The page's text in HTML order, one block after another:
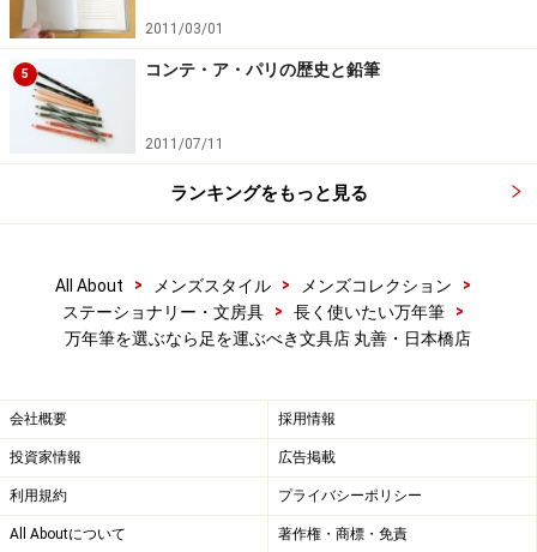
奥行きもたっぷりとられたショーケースには
各ブランドの万年筆がずらりと並べられている
座って試し書きができる
カウンターの一角には座って試し書きできる机と椅子も
書きといえど、いつもと同じ座った姿勢で試せるのは大
変ありがたい。
その口の字型のカウンターの奥には、限定品コーナーが
用意されている。ひと際上質なつくりになっており、各
2011/03/01
5 コンテ・ア・パリの歴史と鉛筆
2011/07/11
ランキングをもっと見る
All About > メンズスタイル > メンズコレクション
>
ステーショナリー・文房具
> 長く使いたい万年筆
>
万年筆を選ぶなら足を運ぶべき文具店 丸善・日本橋店
会社概要 採用情報
投資家情報 広告掲載
利用規約 プライバシーポリシー
All Aboutについて 著作権・商標・免責